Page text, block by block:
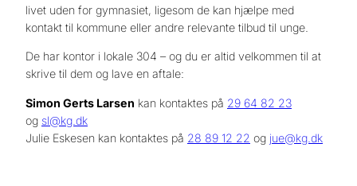
livet uden for gymnasiet, ligesom de kan hjælpe med
kontakt til kommune eller andre relevante tilbud til unge.
De har kontor i lokale 304 – og du er altid velkommen til at
skrive til dem og lave en aftale:
Simon Gerts Larsen kan kontaktes på 29 64 82 23
og sl@kg.dk
Julie Eskesen kan kontaktes på 28 89 12 22 og jue@kg.dk